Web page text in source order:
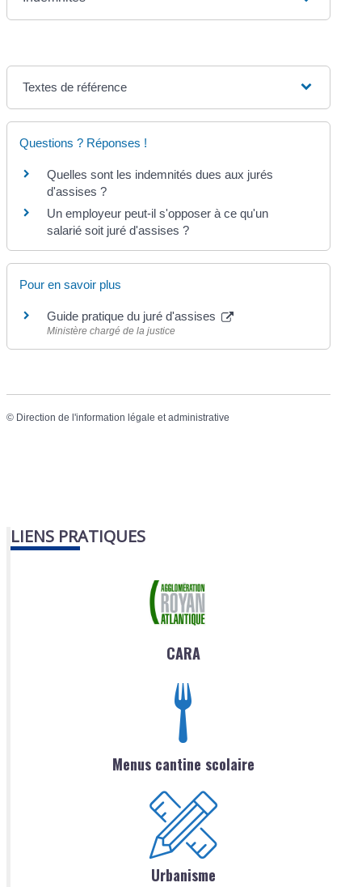
Textes de référence
Questions ? Réponses !
Quelles sont les indemnités dues aux jurés
d'assises ?
Un employeur peut-il s'opposer à ce qu'un
salarié soit juré d'assises ?
Pour en savoir plus
Guide pratique du juré d'assises
Ministère chargé de la justice
© Direction de l'information légale et administrative
LIENS PRATIQUES
CARA
Menus cantine scolaire
Urbanisme